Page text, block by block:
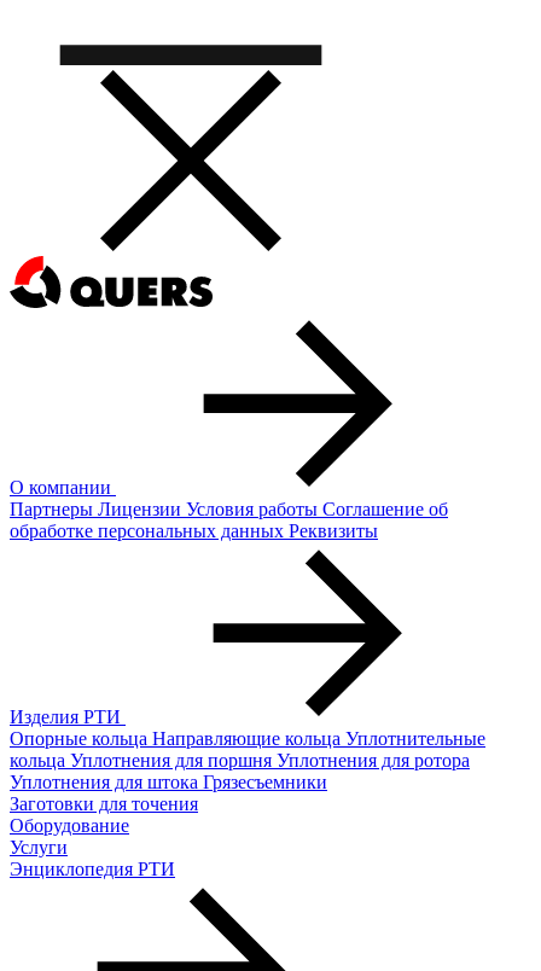
О компании
Партнеры Лицензии Условия работы Соглашение об
обработке персональных данных Реквизиты
Изделия РТИ
Опорные кольца Направляющие кольца Уплотнительные
кольца Уплотнения для поршня Уплотнения для ротора
Уплотнения для штока Грязесъемники
Заготовки для точения
Оборудование
Услуги
Энциклопедия РТИ